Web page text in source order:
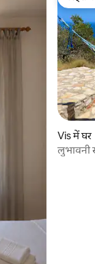
गेस्ट्स
Vis में घर
लुभावनी